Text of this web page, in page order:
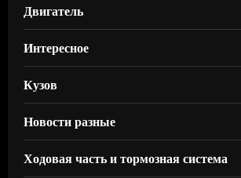
Двигатель
Интересное
Кузов
Новости разные
Ходовая часть и тормозная система